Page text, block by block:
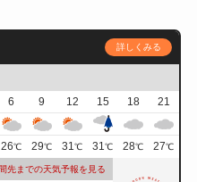
詳しくみる
6 9 12 15 18
21
26℃ 29℃ 31℃ 31℃ 28℃ 27℃
先までの天気予報を見る